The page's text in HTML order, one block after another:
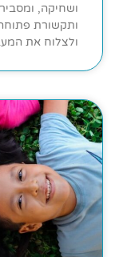
ושחיקה,
ותקשורת
ולצלוח את